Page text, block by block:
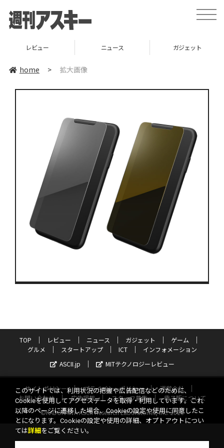
toggle
レビュー ニュース ガジェット
home > 拡大画像
TOP レビュー ニュース ガジェット
ゲーム
グルメ
スタートアップ ICT
インフォメーション
ASCII.jp
MITテクノロジーレビュー
サイトポリシー プライバシーポリシー
運営会社
お問い合わせ
広告掲載 スタッフ募集
電子版について
©KADOKAWA ASCII Research Laboratories, Inc. 2026
このサイトでは、利用状況の把握や広告配信などのために、
Cookieを使用してアクセスデータを取得・利用しています。これ
以降のページに遷移した場合、Cookieの設定や使用に同意したこ
とになります。Cookieの設定や使用の詳細、オプトアウトについ
ては詳細 をご覧ください。